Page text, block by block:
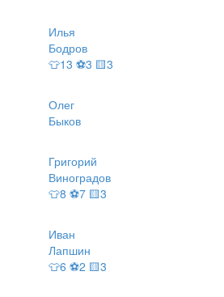
Илья
Бодров
👕13 ⚽3 🟨3
Олег
Быков
Григорий
Виноградов
👕8 ⚽7 🟨3
Иван
Лапшин
👕6 ⚽2 🟨3